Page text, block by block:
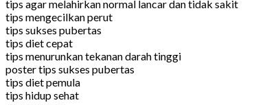
tips agar melahirkan normal lancar dan tidak sakit
tips mengecilkan perut
tips sukses pubertas
tips diet cepat
tips menurunkan tekanan darah tinggi
poster tips sukses pubertas
tips diet pemula
tips hidup sehat